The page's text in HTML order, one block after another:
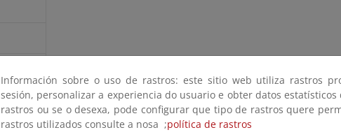
Información sobre o uso de rastros: este sitio web utiliza rastros
sesión, personalizar a experiencia do usuario e obter datos estatísticos
rastros ou se o desexa, pode configurar que tipo de rastros quere
rastros utilizados consulte a nosa ;política de rastros